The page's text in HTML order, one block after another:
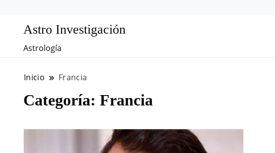
Astro Investigación
Astrología
Inicio Francia
Categoría: Francia